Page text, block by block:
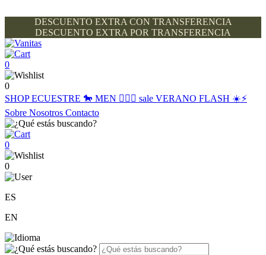
DESCUENTO EXTRA CON TRANSFERENCIA
DESCUENTO EXTRA POR TRANSFERENCIA
0
0
SHOPECUESTRE 🐎 MEN 🙋🏽‍♂️ sale VERANO FLASH ☀️⚡️
Sobre Nosotros Contacto
0
0
ES
EN